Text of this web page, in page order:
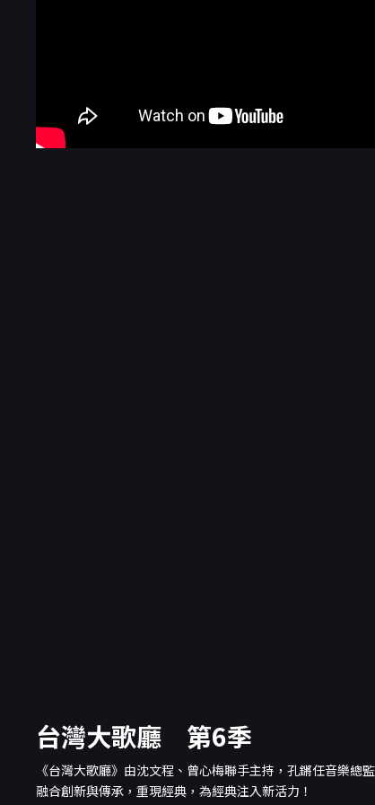
台灣大歌廳 第6季
《台灣大歌廳》由沈文程、曾心梅聯手主持，孔鏘任音樂總監
融合創新與傳承，重現經典，為經典注入新活力！